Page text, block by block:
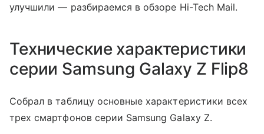
улучшили — разбираемся в обзоре Hi-Tech Mail.
Технические характеристики
серии Samsung Galaxy Z Flip8
Собрал в таблицу основные характеристики всех
трех смартфонов серии Samsung Galaxy Z.